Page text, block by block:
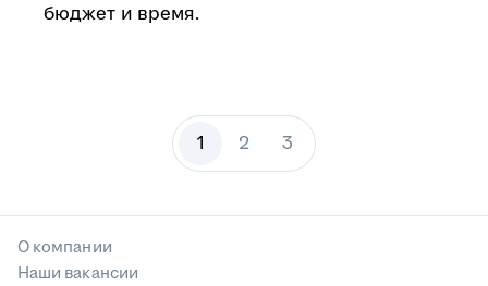
бюджет и время.
1 2 3
О компании
Наши вакансии